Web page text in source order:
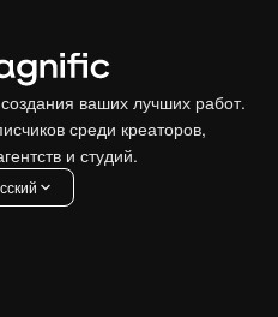
ваших лучших работ.
среди креаторов,
и студий.